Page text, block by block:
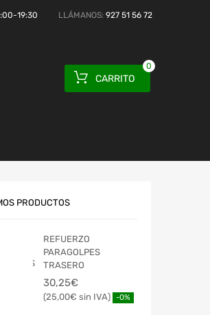
19:30 LLÁMANOS: 927 51 56 72
CARRITO
0
PRODUCTOS
REFUERZO
PARAGOLPES
TRASERO
30,25€
25,00€ -0%